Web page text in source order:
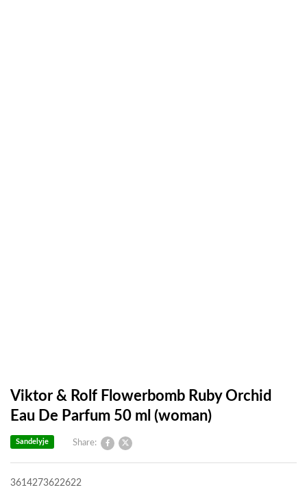
Viktor & Rolf Flowerbomb Ruby Orchid
Eau De Parfum 50 ml (woman)
Share:
Sandelyje
3614273622622